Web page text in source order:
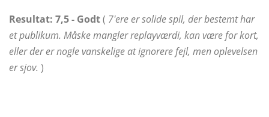
Resultat: 7,5 - Godt( 7'ere er solide spil, der bestemt har
et publikum. Måske mangler replayværdi, kan være for kort,
eller der er nogle vanskelige at ignorere fejl, men oplevelsen
er sjov. )